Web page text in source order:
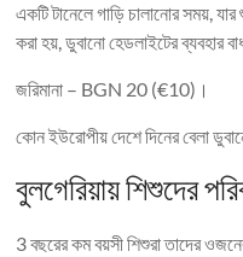
একটি টানেলে গাড়ি চালানোর সময়,
করা হয়, ডুবানো হেডলাইটের ব্যবহার
জরিমানা – BGN 20 (€10)।
কোন ইউরোপীয় দেশে দিনের বেলা
বুলগেরিয়ায় শিশুদের
3 বছরের কম বয়সী শিশুরা তাদের